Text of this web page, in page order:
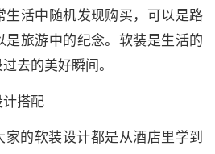
生活中随机发现购买，可以是路
是旅游中的纪念。软装是生活的
去的美好瞬间。
计搭配
的软装设计都是从酒店里学到